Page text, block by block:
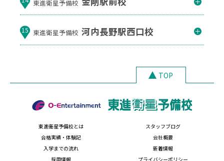
東進衛星予備校
15 東進衛星予備校 河内長野駅西口校
TOP
東進衛星予備校とは
スタッフブログ
合格実績・体験記
会社概要
入学までの流れ
新着情報
採用情報
プライバシーポリシー